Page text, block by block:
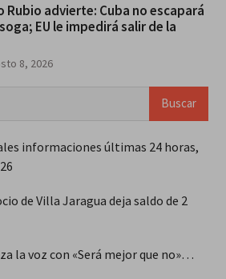
Rubio advierte: Cuba no escapará
EU le impedirá salir de la
8, 2026
informaciones últimas 24 horas,
de Villa Jaragua deja saldo de 2
la voz con «Será mejor que no»…